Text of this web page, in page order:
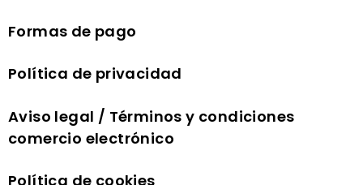
Formas de pago
Política de privacidad
Aviso legal / Términos y condiciones
comercio electrónico
Política de cookies